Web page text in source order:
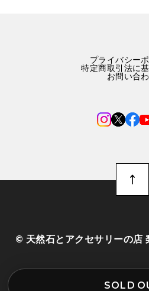
SOLD
プライバシー
特定商取引法に
お問い合
©︎ 天然石とアクセサリーの